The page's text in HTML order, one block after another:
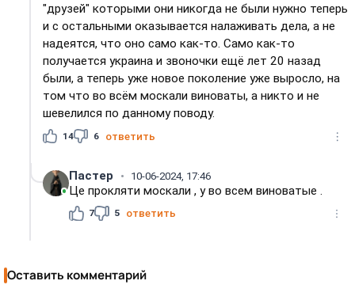
"друзей" которыми они никогда не были нужно теперь
и с остальными оказывается налаживать дела, а не
надеятся, что оно само как-то. Само как-то
получается украина и звоночки ещё лет 20 назад
были, а теперь уже новое поколение уже выросло, на
том что во всём москали виноваты, а никто и не
шевелился по данному поводу.
14 6 ответить
Пастер 10-06-2024, 17:46
Це прокляти москали , у во всем виноватые .
7 5 ответить
Оставить комментарий